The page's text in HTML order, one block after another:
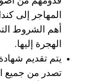
المهاجر إلى
أهم الشروط
الهجرة إليها.
يتم تقديم
تصدر من جميع